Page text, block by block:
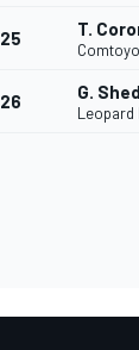
25 T.
26 G.
Leopard